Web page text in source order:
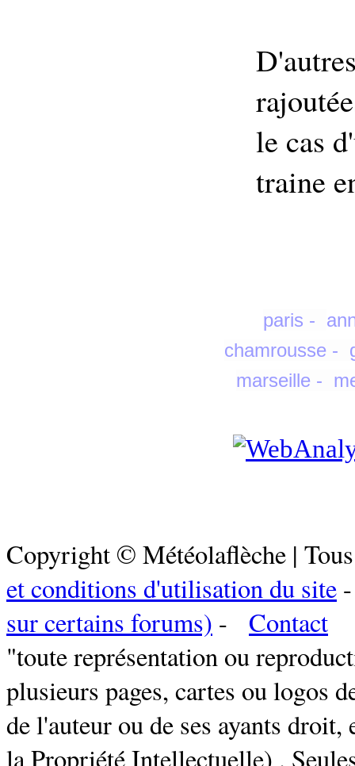
le cas
traine
paris -
chamrousse -
marseille -
Copyright © Météolaflèche |
et conditions d'utilisation du site
sur certains forums) - Contact
"toute représentation ou
plusieurs pages, cartes ou logos
de l'auteur ou de ses ayants
la Propriété Intellectuelle) .